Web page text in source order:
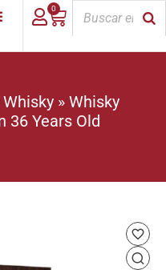
0
Whisky» Whisky
36 Years Old